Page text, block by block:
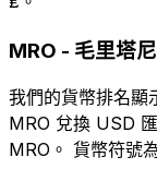
MRO - 毛里塔
我們的貨幣排名顯
MRO 兌換 USD
MRO。 貨幣符號